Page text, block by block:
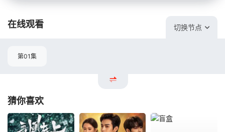
在线观看 切换节点
第01集
猜你喜欢